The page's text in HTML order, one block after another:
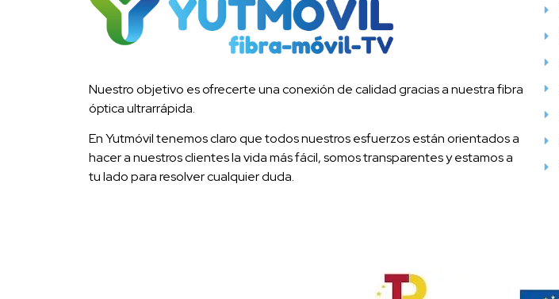
Nuestro objetivo es ofrecerte una conexión de calidad gracias a nuestra fibra
óptica ultrarrápida.
En Yutmóvil tenemos claro que todos nuestros esfuerzos están orientados a
hacer a nuestros clientes la vida más fácil, somos transparentes y estamos a
tu lado para resolver cualquier duda.